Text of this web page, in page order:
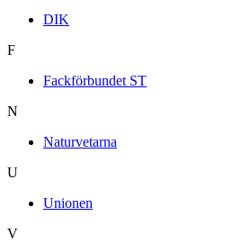
DIK
F
Fackförbundet ST
N
Naturvetarna
U
Unionen
V